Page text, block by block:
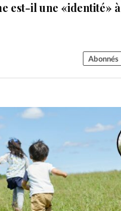
est-il une «identité» à
Abonnés